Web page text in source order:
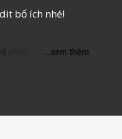
bổ ích nhé!